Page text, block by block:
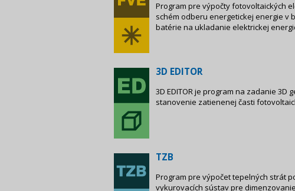
Program pre výpočty fotovoltaických
schém odberu energetickej energie v
batérie na ukladanie elektrickej
3D EDITOR
3D EDITOR je program na zadanie
stanovenie zatienenej časti
TZB
Program pre výpočet tepelných strát
vykurovacích sústav pre